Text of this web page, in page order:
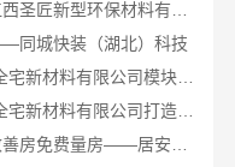
同城快装（湖北）科技
复兴智慧改造-邯郸至臻全宅新材料有限公司模块化安装
邯山健康设计-邯郸至臻全宅新材料有限公司打造环保家居